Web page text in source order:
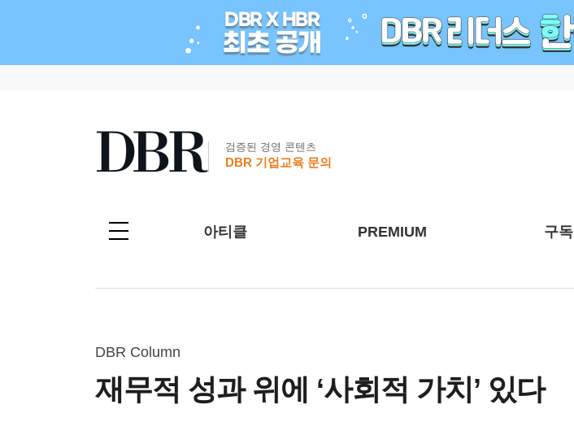
검증된 경영 콘텐츠
DBR 기업교육 문의
아티클 PREMIUM 구독
DBR Column
재무적 성과 위에 ‘사회적 가치’ 있다